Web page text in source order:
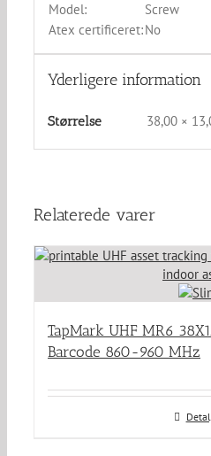
Model:
Screw
Atex certificeret:No
Yderligere information
Størrelse 38,00 ×
Relaterede varer
TapMark UHF MR6
Barcode 860-960 MHz